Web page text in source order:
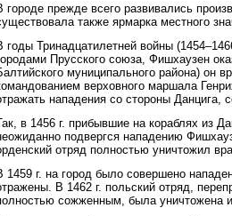
городе прежде всего развивались
также ярмарка местного
годы Тринадцатилетней войны
Прусского союза, Фишхаузен
муниципального района) он
верховного маршала
нападения со стороны Данцига,
в 1456 г. прибывшие на кораблях из
подвергся нападению
отряд полностью уничтожил
1459 г. на город было совершено
В 1462 г. польский отряд,
сожженным, была уничтожена